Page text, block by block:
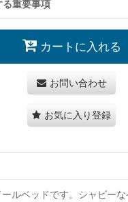
重要事項
カートに入れる
お問い合わせ
お気に入り登録
ルベッドです。シャビー